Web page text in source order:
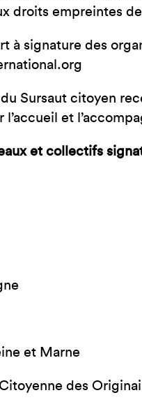
droits empreintes
à signature des
Sursaut citoyen
et
et collectifs
et Marne
des